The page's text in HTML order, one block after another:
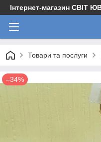
Інтернет-магазин СВІТ
Товари та послуги
–34%